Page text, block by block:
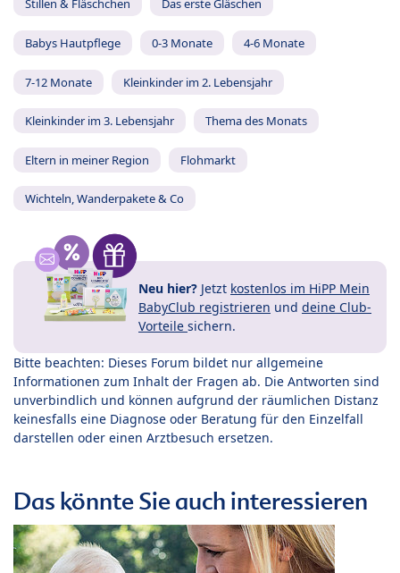
Stillen & Fläschchen Das erste Gläschen
Babys Hautpflege 0-3 Monate 4-6 Monate
7-12 Monate Kleinkinder im 2. Lebensjahr
Kleinkinder im 3. Lebensjahr Thema des Monats
Eltern in meiner Region Flohmarkt
Wichteln, Wanderpakete & Co
Neu hier? Jetzt kostenlos im HiPP Mein
BabyClub registrieren und deine Club-
Vorteile sichern.
Bitte beachten: Dieses Forum bildet nur allgemeine
Informationen zum Inhalt der Fragen ab. Die Antworten sind
unverbindlich und können aufgrund der räumlichen Distanz
keinesfalls eine Diagnose oder Beratung für den Einzelfall
darstellen oder einen Arztbesuch ersetzen.
Das könnte Sie auch interessieren